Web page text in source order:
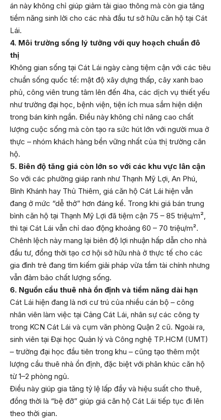
án này không chỉ giúp giảm tải giao thông mà còn gia tăng
tiềm năng sinh lời cho các nhà đầu tư sở hữu căn hộ tại Cát
Lái.
4. Môi trường sống lý tưởng với quy hoạch chuẩn đô
thị
Không gian sống tại Cát Lái ngày càng tiệm cận với các tiêu
chuẩn sống quốc tế: mật độ xây dựng thấp, cây xanh bao
phủ, công viên trung tâm lên đến 4ha, các dịch vụ thiết yếu
như trường đại học, bệnh viện, tiện ích mua sắm hiện diện
trong bán kính ngắn. Điều này không chỉ nâng cao chất
lượng cuộc sống mà còn tạo ra sức hút lớn với người mua ở
thực – nhóm khách hàng bền vững nhất của thị trường căn
hộ.
5. Biên độ tăng giá còn lớn so với các khu vực lân cận
So với các phường giáp ranh như Thạnh Mỹ Lợi, An Phú,
Bình Khánh hay Thủ Thiêm, giá căn hộ Cát Lái hiện vẫn
đang ở mức “dễ thở” hơn đáng kể. Trong khi giá bán trung
bình căn hộ tại Thạnh Mỹ Lợi đã tiệm cận 75 – 85 triệu/m²,
thì tại Cát Lái vẫn chỉ dao động khoảng 60 – 70 triệu/m².
Chênh lệch này mang lại biên độ lợi nhuận hấp dẫn cho nhà
đầu tư, đồng thời tạo cơ hội sở hữu nhà ở thực tế cho các
gia đình trẻ đang tìm kiếm giải pháp vừa tầm tài chính nhưng
vẫn đảm bảo chất lượng sống.
6. Nguồn cầu thuê nhà ổn định và tiềm năng dài hạn
Cát Lái hiện đang là nơi cư trú của nhiều cán bộ – công
nhân viên làm việc tại Cảng Cát Lái, nhân sự các công ty
trong KCN Cát Lái và cụm văn phòng Quận 2 cũ. Ngoài ra,
sinh viên tại Đại học Quản lý và Công nghệ TP.HCM (UMT)
– trường đại học đầu tiên trong khu – cũng tạo thêm một
lượng cầu thuê nhà ổn định, đặc biệt với phân khúc căn hộ
từ 1–2 phòng ngủ.
Điều này giúp gia tăng tỷ lệ lấp đầy và hiệu suất cho thuê,
đồng thời là “bệ đỡ” giúp giá căn hộ Cát Lái tiếp tục đi lên
theo thời gian.